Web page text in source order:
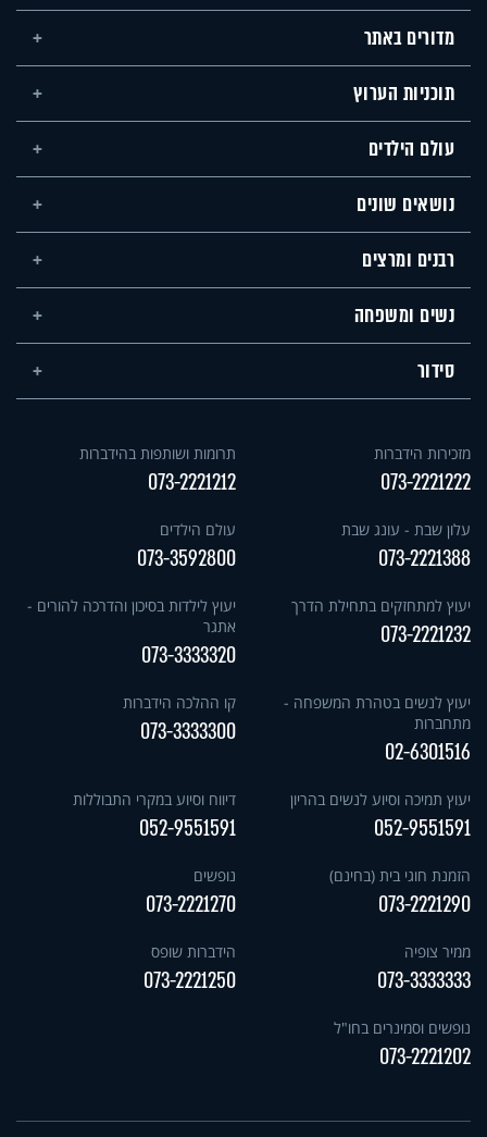
מדורים באתר
תוכניות הערוץ
עולם הילדים
נושאים שונים
רבנים ומרצים
נשים ומשפחה
סידור
מזכירות הידברות
073-2221222
תרומות ושותפות בהידברות
073-2221212
עלון שבת - עונג שבת
073-2221388
עולם הילדים
073-3592800
יעוץ למתחזקים בתחילת הדרך
073-2221232
יעוץ לילדות בסיכון והדרכה להורים -
אתגר
073-3333320
יעוץ לנשים בטהרת המשפחה -
מתחברות
02-6301516
קו ההלכה הידברות
073-3333300
יעוץ תמיכה וסיוע לנשים בהריון
052-9551591
דיווח וסיוע במקרי התבוללות
052-9551591
הזמנת חוגי בית (בחינם)
073-2221290
נופשים
073-2221270
ממיר צופיה
073-3333333
הידברות שופס
073-2221250
נופשים וסמינרים בחו"ל
073-2221202